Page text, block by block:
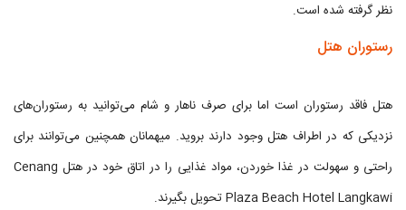
نظر گرفته شده است.
رستوران هتل
هتل فاقد رستوران است اما برای صرف ناهار و شام می‌توانید به رستوران‌های
نزدیکی که در اطراف هتل وجود دارند بروید. میهمانان همچنین می‌توانند برای
راحتی و سهولت در غذا خوردن، مواد غذایی را در اتاق خود در هتل Cenang
Plaza Beach Hotel Langkawi تحویل بگیرند.